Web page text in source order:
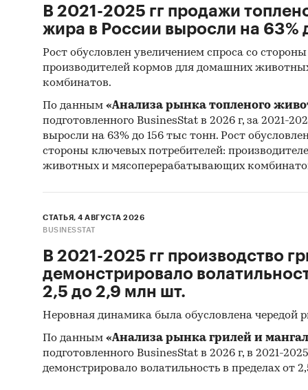
7.
8.
10.
13.
14.
15.
16.
В 2021-2025 гг продажи
жира в России выросли на 63%
Рост обусловлен увеличением спроса со
производителей кормов для домашних
комбинатов.
По данным «Анализа рынка топленого
подготовленного BusinesStat в 2026 г, за 2021-
выросли на 63% до 156 тыс тонн. Рост
стороны ключевых потребителей:
животных и мясоперерабатывающих
СТАТЬЯ, 4 АВГУСТА 2026
BUSINESSTAT
В 2021-2025 гг производство
демонстрировало
2,5 до 2,9 млн шт.
Неровная динамика была обусловлена чередой
По данным «Анализа рынка грилей и
подготовленного BusinesStat в 2026 г, в 2021-
демонстрировало волатильность в пределах от